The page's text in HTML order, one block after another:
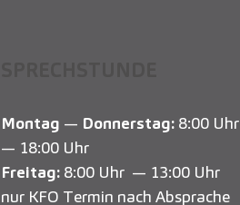
Montag — Donnerstag:8:00 Uhr
— 18:00 Uhr
Freitag: 8:00 Uhr — 13:00 Uhr
nur KFO Termin nach Absprache